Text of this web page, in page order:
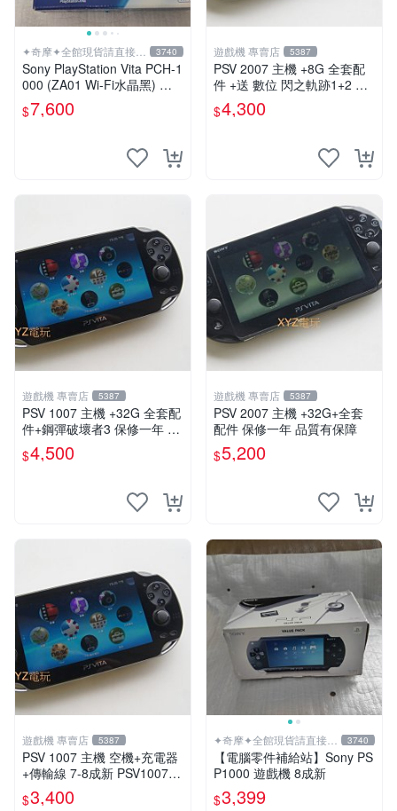
✦奇摩✦全館現貨請直接下
標
3740
Sony PlayStation Vita PCH-1
000 (ZA01 Wi-Fi水晶黑) 掌
上遊戲機 5英吋多點觸控螢幕
$7,600
遊戲機 專賣店 5387
PSV 2007 主機 +8G 全套配
件 +送 數位 閃之軌跡1+2 保
修一年 品質有保障
$4,300
遊戲機 專賣店 5387
PSV 1007 主機 +32G 全套配
件+鋼彈破壞者3 保修一年 品
質有保障 psvita
$4,500
遊戲機 專賣店 5387
PSV 2007 主機 +32G+全套
配件 保修一年 品質有保障
$5,200
遊戲機 專賣店 5387
PSV 1007 主機 空機+充電器
+傳輸線 7-8成新 PSV1007
一年保修
$3,400
✦奇摩✦全館現貨請直接下
標
3740
【電腦零件補給站】Sony PS
P1000 遊戲機 8成新
$3,399